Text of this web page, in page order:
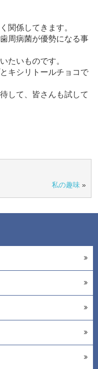
関係してきます。
周病菌が優勢になる事
たいものです。
キシリトールチョコで
して、皆さんも試して
私の趣味»